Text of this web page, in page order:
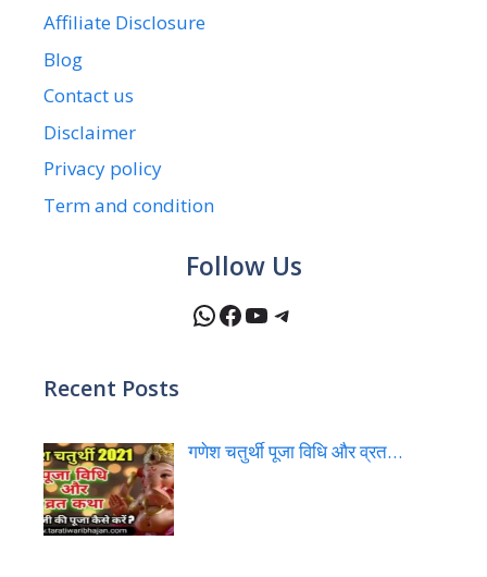
Affiliate Disclosure
Blog
Contact us
Disclaimer
Privacy policy
Term and condition
Follow Us
WhatsApp
Facebook
YouTube
Telegram
Recent Posts
गणेश चतुर्थी पूजा विधि और व्रत…